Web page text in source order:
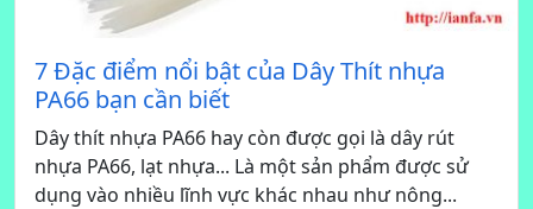
7 Đặc điểm nổi bật của Dây Thít nhựa
PA66 bạn cần biết
Dây thít nhựa PA66 hay còn được gọi là dây rút
nhựa PA66, lạt nhựa... Là một sản phẩm được sử
dụng vào nhiều lĩnh vực khác nhau như nông...